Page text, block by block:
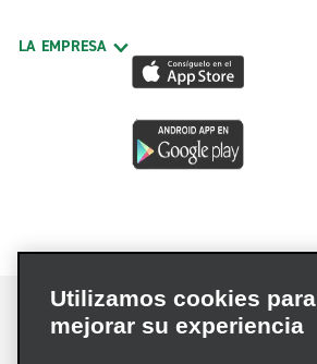
LA EMPRESA
Utilizamos cookies para
mejorar su experiencia